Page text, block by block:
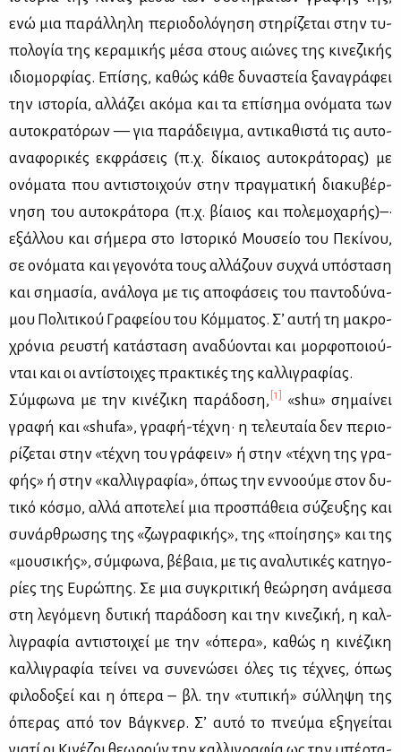
ενώ μια πα­ράλ­λη­λη πε­ριο­δο­λό­γη­ση στη­ρί­ζε­ται στην τυ­
πο­λο­γία της κε­ρα­μι­κής μέ­σα στους αιώ­νες της κι­νε­ζι­κής
ιδιο­μορ­φί­ας. Επί­σης, κα­θώς κά­θε δυ­να­στεία ξα­να­γρά­φει
την ιστο­ρία, αλ­λά­ζει ακό­μα και τα επί­ση­μα ονό­μα­τα των
αυ­το­κρα­τό­ρων — για πα­ρά­δειγ­μα, αντι­κα­θι­στά τις αυ­το­
α­να­φο­ρι­κές εκ­φρά­σεις (π.χ. δί­καιος αυ­το­κρά­το­ρας) με
ονό­μα­τα που αντι­στοι­χούν στην πραγ­μα­τι­κή δια­κυ­βέρ­
νη­ση του αυ­το­κρά­το­ρα (π.χ. βί­αιος και πο­λε­μο­χα­ρής)–·
εξάλ­λου και σή­με­ρα στο Ιστο­ρι­κό Μου­σείο του Πε­κί­νου,
σε ονό­μα­τα και γε­γο­νό­τα τους αλ­λά­ζουν συ­χνά υπό­στα­ση
και ση­μα­σία, ανά­λο­γα με τις απο­φά­σεις του πα­ντο­δύ­να­
μου Πο­λι­τι­κού Γρα­φεί­ου του Κόμ­μα­τος. Σ’ αυ­τή τη μα­κρο­
χρό­νια ρευ­στή κα­τά­στα­ση ανα­δύ­ο­νται και μορ­φο­ποιού­
νται και οι αντί­στοι­χες πρα­κτι­κές της καλ­λι­γρα­φί­ας.
Σύμ­φω­να με την κι­νέ­ζι­κη πα­ρά­δο­ση, [1] «shu» ση­μαί­νει
γρα­φή και «shufa», γρα­φή-τέ­χνη· η τε­λευ­ταία δεν πε­ριο­
ρί­ζε­ται στην «τέ­χνη του γρά­φειν» ή στην «τέ­χνη της γρα­
φής» ή στην «καλ­λι­γρα­φία», όπως την εν­νο­ού­με στον δυ­
τι­κό κό­σμο, αλ­λά απο­τε­λεί μια προ­σπά­θεια σύ­ζευ­ξης και
συ­νάρ­θρω­σης της «ζω­γρα­φι­κής», της «ποί­η­σης» και της
«μου­σι­κής», σύμ­φω­να, βέ­βαια, με τις ανα­λυ­τι­κές κα­τη­γο­
ρί­ες της Ευ­ρώ­πης. Σε μια συ­γκρι­τι­κή θε­ώ­ρη­ση ανά­με­σα
στη λε­γό­με­νη δυ­τι­κή πα­ρά­δο­ση και την κι­νε­ζι­κή, η καλ­
λι­γρα­φία αντι­στοι­χεί με την «όπε­ρα», κα­θώς η κι­νέ­ζι­κη
καλ­λι­γρα­φία τεί­νει να συ­νε­νώ­σει όλες τις τέ­χνες, όπως
φι­λο­δο­ξεί και η όπε­ρα – βλ. την «τυ­πι­κή» σύλ­λη­ψη της
όπε­ρας από τον Βά­γκνερ. Σ’ αυ­τό το πνεύ­μα εξη­γεί­ται